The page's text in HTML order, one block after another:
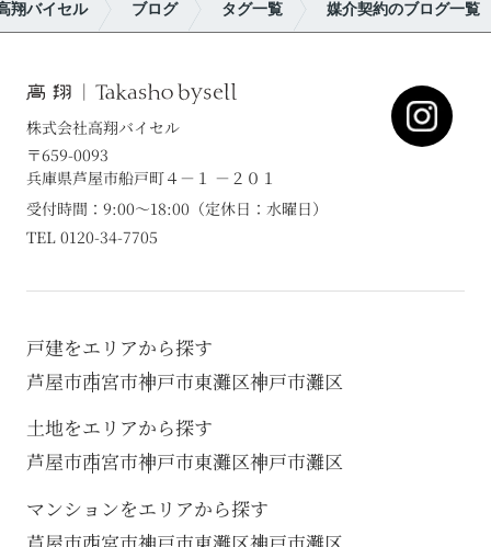
翔バイセル ブログ タグ一覧 媒介契約のブログ一覧
株式会社高翔バイセル
〒659-0093
兵庫県芦屋市船戸町４－１ －２０１
受付時間：9:00～18:00（定休日：水曜日）
TEL 0120-34-7705
戸建をエリアから探す
芦屋市西宮市神戸市東灘区神戸市灘区
土地をエリアから探す
芦屋市西宮市神戸市東灘区神戸市灘区
マンションをエリアから探す